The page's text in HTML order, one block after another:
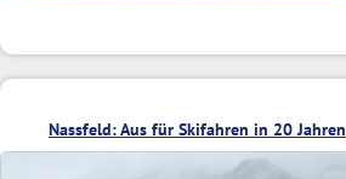
Nassfeld: Aus für Skifahren in 20 Jahren